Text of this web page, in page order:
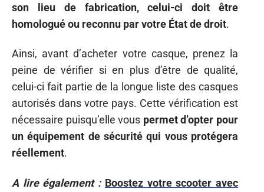
son lieu de fabrication, celui-ci doit être
homologué ou reconnu par votre État de droit.
Ainsi, avant d’acheter votre casque, prenez la
peine de vérifier si en plus d’être de qualité,
celui-ci fait partie de la longue liste des casques
autorisés dans votre pays. Cette vérification est
nécessaire puisqu’elle vous permet d’opter pour
un équipement de sécurité qui vous protégera
réellement.
A lire également : Boostez votre scooter avec